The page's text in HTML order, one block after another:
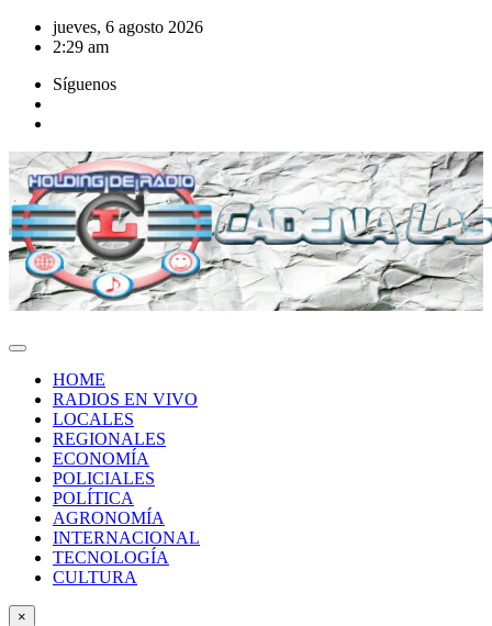
Saltar
jueves, 6 agosto 2026
2:29 am
Síguenos
HOME
RADIOS EN VIVO
LOCALES
REGIONALES
ECONOMÍA
POLICIALES
POLÍTICA
AGRONOMÍA
INTERNACIONAL
TECNOLOGÍA
CULTURA
×